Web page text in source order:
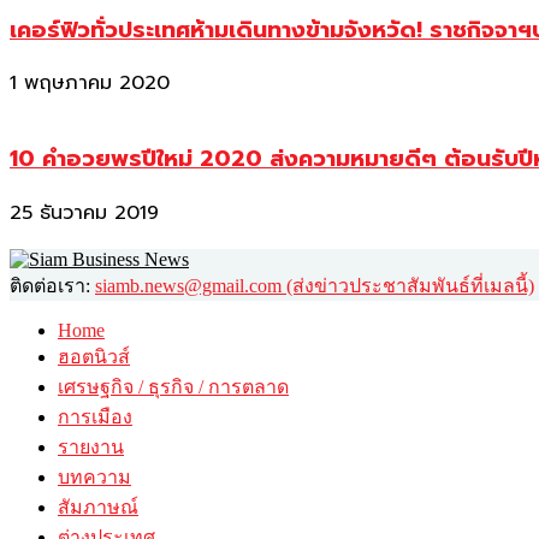
เคอร์ฟิวทั่วประเทศห้ามเดินทางข้ามจังหวัด! ราชกิจจา
1 พฤษภาคม 2020
10 คำอวยพรปีใหม่ 2020 ส่งความหมายดีๆ ต้อนรับ
25 ธันวาคม 2019
ติดต่อเรา: siamb.news@gmail.com (ส่งข่าวประชาสัมพันธ์ที่เมลนี้)
Home
ฮอตนิวส์
เศรษฐกิจ / ธุรกิจ / การตลาด
การเมือง
รายงาน
บทความ
สัมภาษณ์